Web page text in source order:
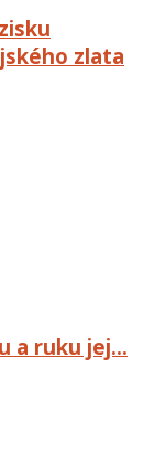
zlata
a ruku jej…